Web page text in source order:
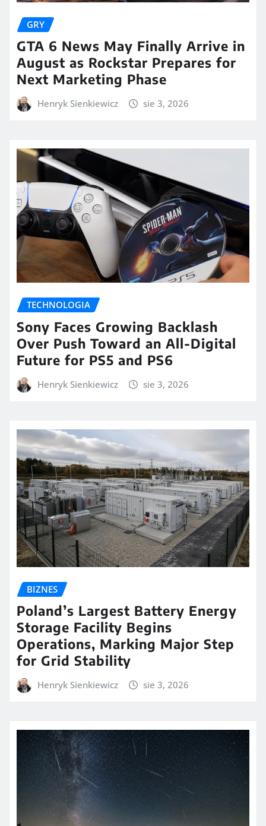
GRY
GTA 6 News May Finally Arrive in
August as Rockstar Prepares for
Next Marketing Phase
Henryk Sienkiewicz sie 3, 2026
TECHNOLOGIA
Sony Faces Growing Backlash
Over Push Toward an All-Digital
Future for PS5 and PS6
Henryk Sienkiewicz sie 3, 2026
BIZNES
Poland’s Largest Battery Energy
Storage Facility Begins
Operations, Marking Major Step
for Grid Stability
Henryk Sienkiewicz sie 3, 2026